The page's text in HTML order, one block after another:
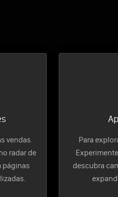
vendas.
radar de
páginas
Para
descubra